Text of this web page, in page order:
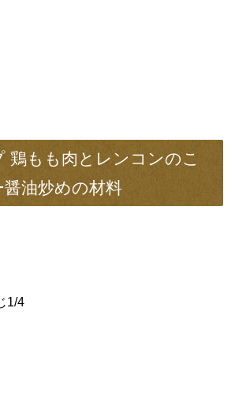
鶏もも肉とレンコンのこ
油炒めの材料
1/4